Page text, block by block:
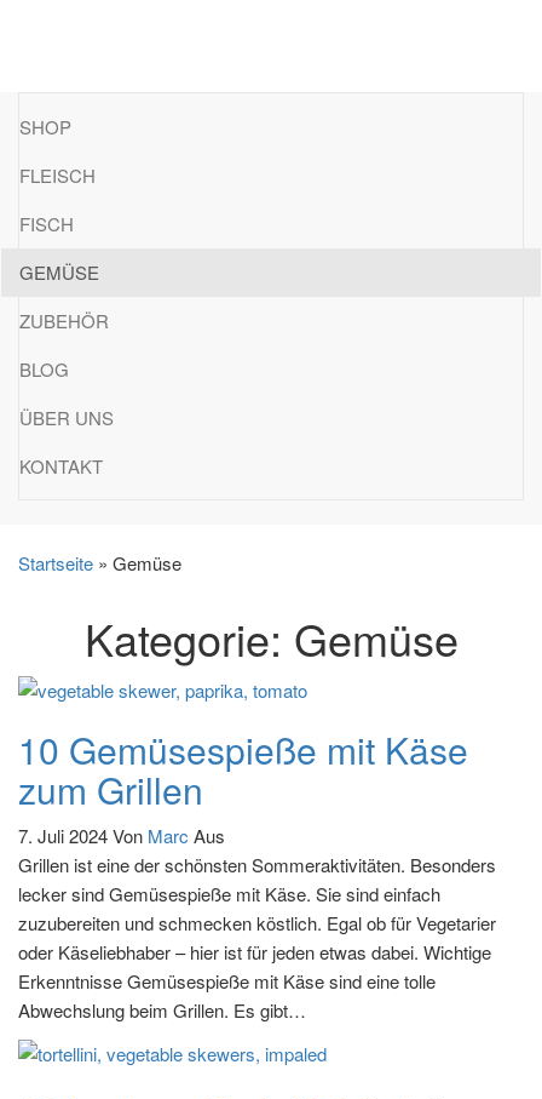
SHOP
FLEISCH
FISCH
GEMÜSE
ZUBEHÖR
BLOG
ÜBER UNS
KONTAKT
Startseite » Gemüse
Kategorie: Gemüse
10 Gemüsespieße mit Käse
zum Grillen
7. Juli 2024Von Marc Aus
Grillen ist eine der schönsten Sommeraktivitäten. Besonders
lecker sind Gemüsespieße mit Käse. Sie sind einfach
zuzubereiten und schmecken köstlich. Egal ob für Vegetarier
oder Käseliebhaber – hier ist für jeden etwas dabei. Wichtige
Erkenntnisse Gemüsespieße mit Käse sind eine tolle
Abwechslung beim Grillen. Es gibt…